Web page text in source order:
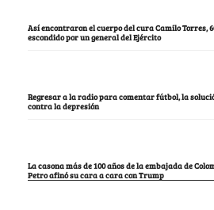
Así encontraron el cuerpo del cura Camilo Torres,
escondido por un general del Ejército
Regresar a la radio para comentar fútbol, la
contra la depresión
La casona más de 100 años de la embajada de
Petro afinó su cara a cara con Trump